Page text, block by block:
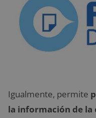
Igualmente, permite
la información de la